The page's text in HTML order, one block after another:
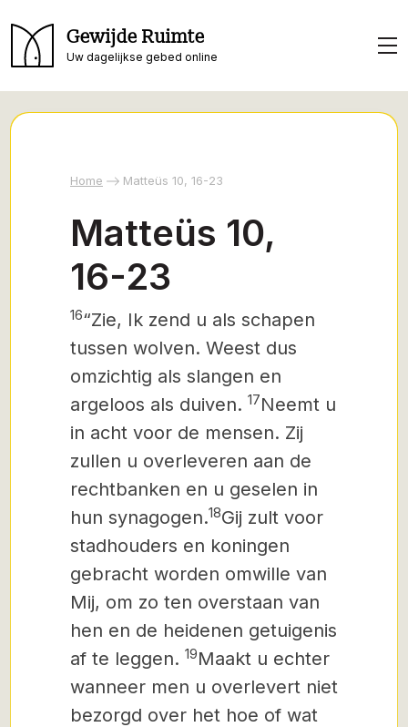
Gewijde Ruimte
Uw dagelijkse gebed online
Home Matteüs 10, 16-23
Matteüs 10,
16-23
16“Zie, Ik zend u als schapen
tussen wolven. Weest dus
omzichtig als slangen en
argeloos als duiven. 17Neemt u
in acht voor de mensen. Zij
zullen u overleveren aan de
rechtbanken en u geselen in
hun synagogen.18Gij zult voor
stadhouders en koningen
gebracht worden omwille van
Mij, om zo ten overstaan van
hen en de heidenen getuigenis
af te leggen. 19Maakt u echter
wanneer men u overlevert niet
bezorgd over het hoe of wat